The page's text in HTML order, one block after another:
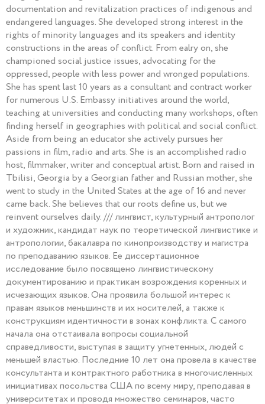
documentation and revitalization practices of indigenous and
endangered languages. She developed strong interest in the
rights of minority languages and its speakers and identity
constructions in the areas of conflict. From ealry on, she
championed social justice issues, advocating for the
oppressed, people with less power and wronged populations.
She has spent last 10 years as a consultant and contract worker
for numerous U.S. Embassy initiatives around the world,
teaching at universities and conducting many workshops, often
finding herself in geographies with political and social conflict.
Aside from being an educator she actively pursues her
passions in film, radio and arts. She is an accomplished radio
host, filmmaker, writer and conceptual artist. Born and raised in
Tbilisi, Georgia by a Georgian father and Russian mother, she
went to study in the United States at the age of 16 and never
came back. She believes that our roots define us, but we
reinvent ourselves daily. /// лингвист, культурный антрополог
и художник, кандидат наук по теоретической лингвистике и
антропологии, бакалавра по кинопроизводству и магистра
по преподаванию языков. Ее диссертационное
исследование было посвящено лингвистическому
документированию и практикам возрождения коренных и
исчезающих языков. Она проявила большой интерес к
правам языков меньшинств и их носителей, а также к
конструкциям идентичности в зонах конфликта. С самого
начала она отстаивала вопросы социальной
справедливости, выступая в защиту угнетенных, людей с
меньшей властью. Последние 10 лет она провела в качестве
консультанта и контрактного работника в многочисленных
инициативах посольства США по всему миру, преподавая в
университетах и ​​проводя множество семинаров, часто